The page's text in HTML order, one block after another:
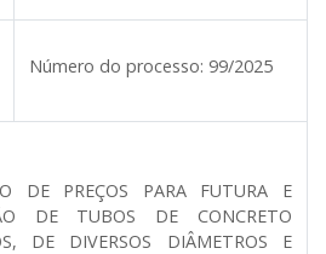
Número do processo: 99/2025
DE PREÇOS PARA FUTURA E
DE TUBOS DE CONCRETO
DE DIVERSOS DIÂMETROS E